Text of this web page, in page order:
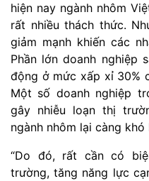
hiện nay ngành nhôm
rất nhiều thách thức.
giảm mạnh khiến các
Phần lớn doanh nghiệp
động ở mức xấp xỉ 30%
Một số doanh nghiệp
gây nhiễu loạn thị
ngành nhôm lại càng khó
“Do đó, rất cần có
trường, tăng năng lực